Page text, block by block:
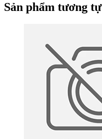
Sản phẩm tương tự